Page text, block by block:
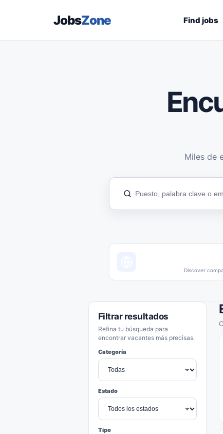
JobsZone Find jobs
Miles de
Discover
Filtrar resultados
Refina tu búsqueda para
encontrar vacantes más precisas.
Categoría
Estado
Tipo